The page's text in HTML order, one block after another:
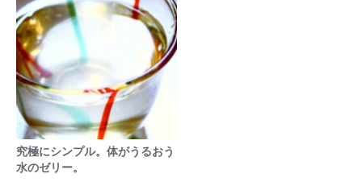
究極にシンプル。体がうるおう
水のゼリー。